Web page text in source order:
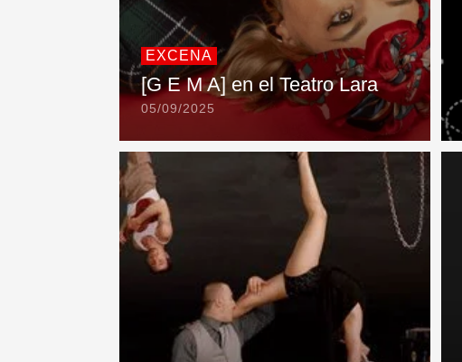
EXCENA
[G E M A] en el Teatro Lara
05/09/2025